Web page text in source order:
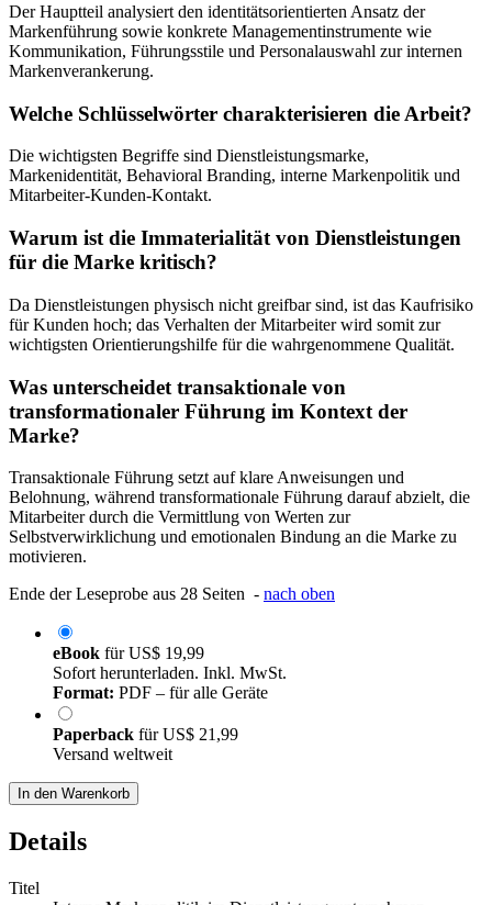
Der Hauptteil analysiert den identitätsorientierten Ansatz der
Markenführung sowie konkrete Managementinstrumente wie
Kommunikation, Führungsstile und Personalauswahl zur internen
Markenverankerung.
Welche Schlüsselwörter charakterisieren die Arbeit?
Die wichtigsten Begriffe sind Dienstleistungsmarke,
Markenidentität, Behavioral Branding, interne Markenpolitik und
Mitarbeiter-Kunden-Kontakt.
Warum ist die Immaterialität von Dienstleistungen
für die Marke kritisch?
Da Dienstleistungen physisch nicht greifbar sind, ist das Kaufrisiko
für Kunden hoch; das Verhalten der Mitarbeiter wird somit zur
wichtigsten Orientierungshilfe für die wahrgenommene Qualität.
Was unterscheidet transaktionale von
transformationaler Führung im Kontext der
Marke?
Transaktionale Führung setzt auf klare Anweisungen und
Belohnung, während transformationale Führung darauf abzielt, die
Mitarbeiter durch die Vermittlung von Werten zur
Selbstverwirklichung und emotionalen Bindung an die Marke zu
motivieren.
Ende der Leseprobe aus 28 Seiten - nach oben
eBook fürUS$ 19,99
Sofort herunterladen. Inkl. MwSt.
Format: PDF – für alle Geräte
Paperback fürUS$ 21,99
Versand weltweit
In den Warenkorb
Details
Titel